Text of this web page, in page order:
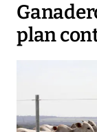
plan